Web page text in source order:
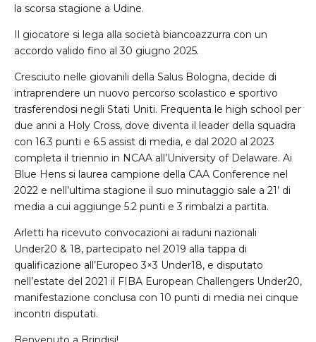
la scorsa stagione a Udine.
Il giocatore si lega alla società biancoazzurra con un
accordo valido fino al 30 giugno 2025.
Cresciuto nelle giovanili della Salus Bologna, decide di
intraprendere un nuovo percorso scolastico e sportivo
trasferendosi negli Stati Uniti. Frequenta le high school per
due anni a Holy Cross, dove diventa il leader della squadra
con 16.3 punti e 6.5 assist di media, e dal 2020 al 2023
completa il triennio in NCAA all’University of Delaware. Ai
Blue Hens si laurea campione della CAA Conference nel
2022 e nell’ultima stagione il suo minutaggio sale a 21’ di
media a cui aggiunge 5.2 punti e 3 rimbalzi a partita.
Arletti ha ricevuto convocazioni ai raduni nazionali
Under20 & 18, partecipato nel 2019 alla tappa di
qualificazione all’Europeo 3×3 Under18, e disputato
nell’estate del 2021 il FIBA European Challengers Under20,
manifestazione conclusa con 10 punti di media nei cinque
incontri disputati.